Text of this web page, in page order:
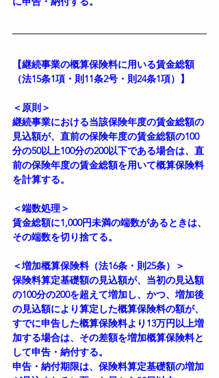
【継続事業の概算保険料に用いる賃金総額
（法15条1項・則11条2号・則24条1項）】
＜原則＞
継続事業における当該保険年度の賃金総額の
見込額が、直前の保険年度の賃金総額の100
分の50以上100分の200以下である場合は、直
前の保険年度の賃金総額を用いて概算保険料
を計算する。
＜端数処理＞
賃金総額に1,000円未満の端数があるときは、
その端数を切り捨てる。
＜増加概算保険料（法16条・則25条）＞
保険料算定基礎額の見込額が、当初の見込額
の100分の200を超えて増加し、かつ、増加後
の見込額により算定した概算保険料の額が、
すでに申告した概算保険料より13万円以上増
加する場合は、その差額を増加概算保険料と
して申告・納付する。
申告・納付期限は、保険料算定基礎額の増加